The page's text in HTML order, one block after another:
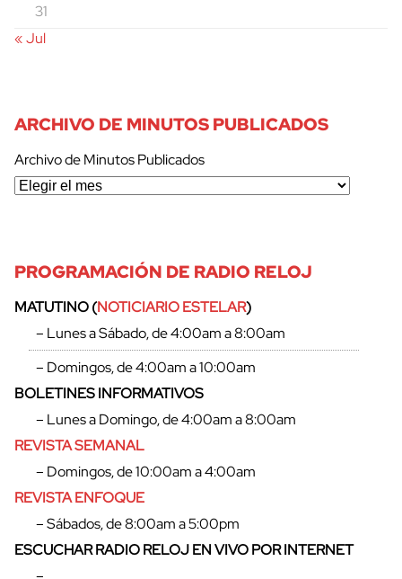
31
« Jul
ARCHIVO DE MINUTOS PUBLICADOS
Archivo de Minutos Publicados
PROGRAMACIÓN DE RADIO RELOJ
MATUTINO (NOTICIARIO ESTELAR)
– Lunes a Sábado, de 4:00am a 8:00am
– Domingos, de 4:00am a 10:00am
BOLETINES INFORMATIVOS
– Lunes a Domingo, de 4:00am a 8:00am
REVISTA SEMANAL
– Domingos, de 10:00am a 4:00am
REVISTA ENFOQUE
– Sábados, de 8:00am a 5:00pm
ESCUCHAR RADIO RELOJ EN VIVO POR INTERNET